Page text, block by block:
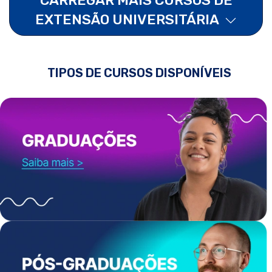
EXTENSÃO UNIVERSITÁRIA
TIPOS DE CURSOS DISPONÍVEIS